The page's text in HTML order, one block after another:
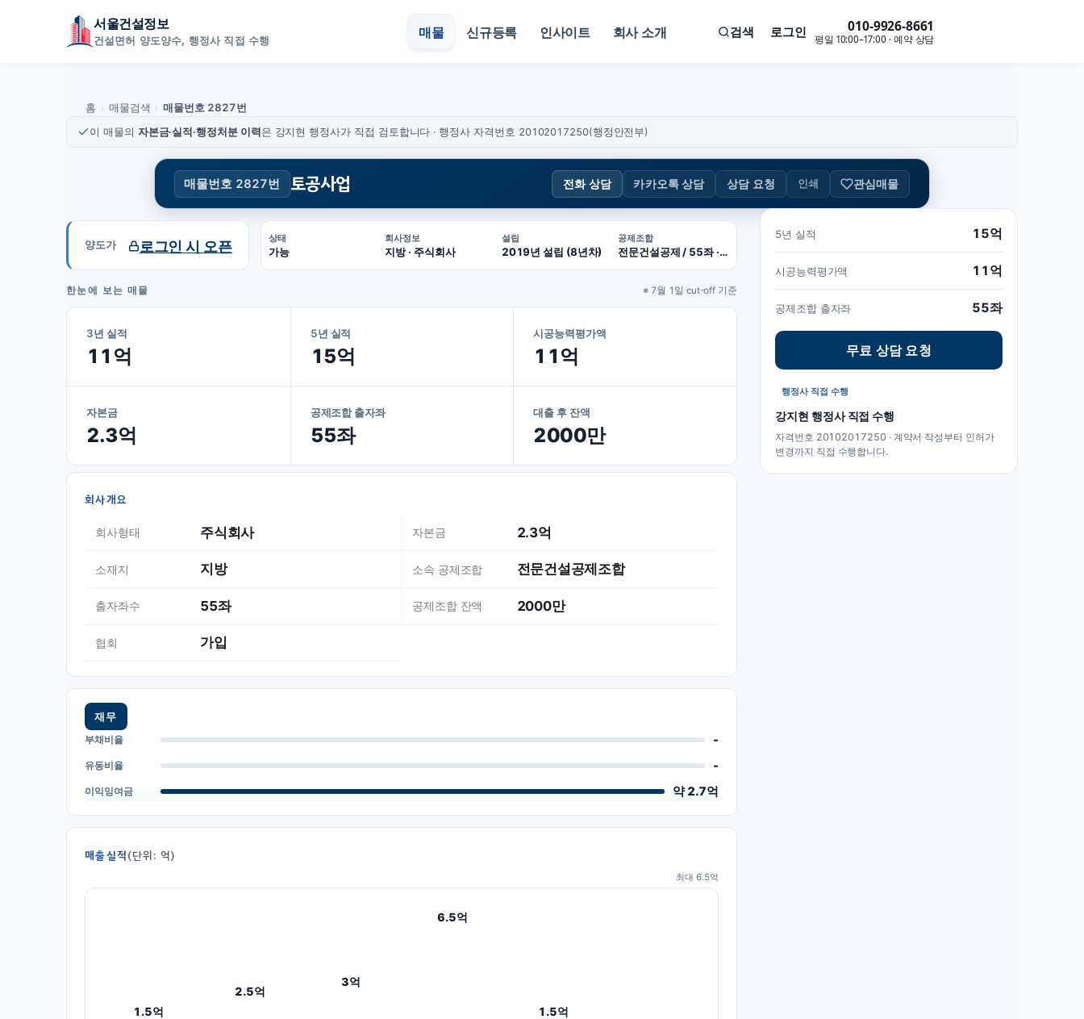
서울건설정보
건설면허 양도양수, 행정사 직접 수행
검색 로그인 010-9926-8661
평일 10:00–17:00 · 예약 상담
매물 신규등록 인사이트 회사 소개
홈 › 매물검색 › 매물번호 2827번
이 매물의 자본금·실적·행정처분 이력 은 강지현 행정사가 직접 검토합니다 · 행정사 자격번호 20102017250(행정안전부)
매물번호 2827번 토공사업 전화 상담 카카오톡 상담 상담 요청 인쇄 관심매물
양도가 로그인 시 오픈 상태
가능
회사정보
지방 · 주식회사
설립
2019년 설립 (8년차)
공제조합
전문건설공제 / 55좌 · 2000만
한눈에 보는 매물 ※ 7월 1일 cut-off 기준
3년 실적
11억
5년 실적
15억
시공능력평가액
11억
자본금
2.3억
공제조합 출자좌
55좌
대출 후 잔액
2000만
회사개요
회사형태 주식회사 자본금 2.3억
소재지 지방 소속 공제조합 전문건설공제조합
출자좌수 55좌 공제조합 잔액 2000만
협회 가입
재무
부채비율 -
유동비율 -
이익잉여금 약 2.7억
매출실적(단위: 억)
최대 6.5억
1.5억
2.5억
3억
6.5억
1.5억
5년 실적 15억
시공능력평가액 11억
공제조합 출자좌 55좌
무료 상담 요청
행정사 직접 수행
강지현 행정사 직접 수행
자격번호 20102017250 · 계약서 작성부터 인허가
변경까지 직접 수행합니다.